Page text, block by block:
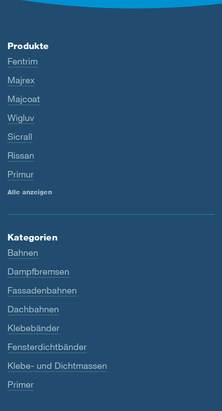
Produkte
Fentrim
Majrex
Majcoat
Wigluv
Sicrall
Rissan
Primur
Alle anzeigen
Kategorien
Bahnen
Dampfbremsen
Fassadenbahnen
Dachbahnen
Klebebänder
Fensterdichtbänder
Klebe- und Dichtmassen
Primer